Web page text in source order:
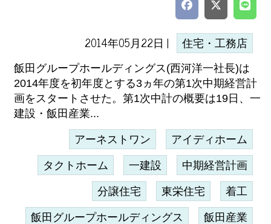
2014年05月22日 | 住宅・工務店
飯田グループホールディングス(西河洋一社長)は
2014年度を初年度とする3ヵ年の第1次中期経営計
画をスタートさせた。第1次中計の概要は19日、一
建設・飯田産業...
アーネストワン アイディホーム
タクトホーム 一建設 中期経営計画
分譲住宅 東栄住宅 着工
飯田グループホールディングス 飯田産業